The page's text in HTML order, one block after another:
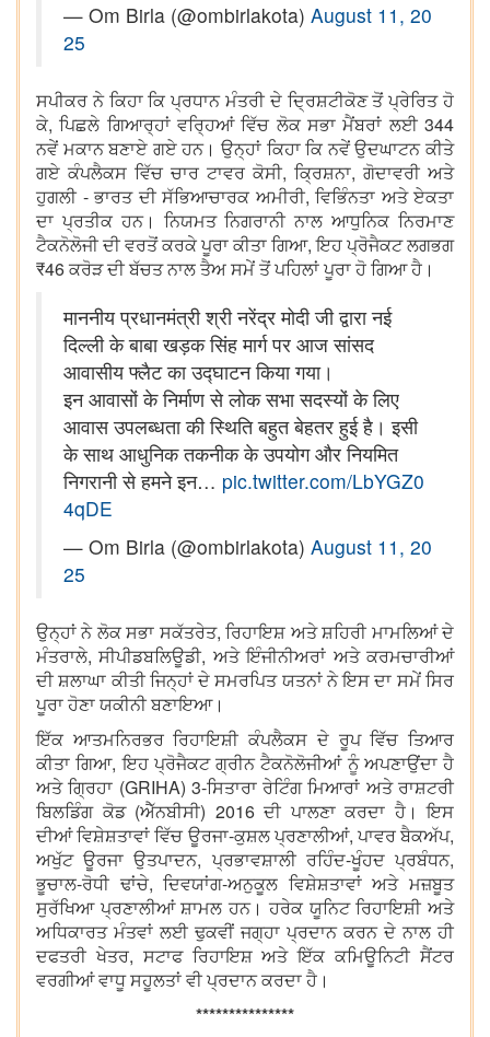
— Om Birla (@ombirlakota) August 11, 20
25
ਸਪੀਕਰ ਨੇ ਕਿਹਾ ਕਿ ਪ੍ਰਧਾਨ ਮੰਤਰੀ ਦੇ ਦ੍ਰਿਸ਼ਟੀਕੋਣ ਤੋਂ ਪ੍ਰੇਰਿਤ ਹੋ
ਕੇ, ਪਿਛਲੇ ਗਿਆਰ੍ਹਾਂ ਵਰ੍ਹਿਆਂ ਵਿੱਚ ਲੋਕ ਸਭਾ ਮੈਂਬਰਾਂ ਲਈ 344
ਨਵੇਂ ਮਕਾਨ ਬਣਾਏ ਗਏ ਹਨ। ਉਨ੍ਹਾਂ ਕਿਹਾ ਕਿ ਨਵੇਂ ਉਦਘਾਟਨ ਕੀਤੇ
ਗਏ ਕੰਪਲੈਕਸ ਵਿੱਚ ਚਾਰ ਟਾਵਰ ਕੋਸੀ, ਕ੍ਰਿਸ਼ਨਾ, ਗੋਦਾਵਰੀ ਅਤੇ
ਹੁਗਲੀ - ਭਾਰਤ ਦੀ ਸੱਭਿਆਚਾਰਕ ਅਮੀਰੀ, ਵਿਭਿੰਨਤਾ ਅਤੇ ਏਕਤਾ
ਦਾ ਪ੍ਰਤੀਕ ਹਨ। ਨਿਯਮਤ ਨਿਗਰਾਨੀ ਨਾਲ ਆਧੁਨਿਕ ਨਿਰਮਾਣ
ਟੈਕਨੋਲੋਜੀ ਦੀ ਵਰਤੋਂ ਕਰਕੇ ਪੂਰਾ ਕੀਤਾ ਗਿਆ, ਇਹ ਪ੍ਰੋਜੈਕਟ ਲਗਭਗ
₹46 ਕਰੋੜ ਦੀ ਬੱਚਤ ਨਾਲ ਤੈਅ ਸਮੇਂ ਤੋਂ ਪਹਿਲਾਂ ਪੂਰਾ ਹੋ ਗਿਆ ਹੈ।
माननीय प्रधानमंत्री श्री नरेंद्र मोदी जी द्वारा नई
दिल्ली के बाबा खड़क सिंह मार्ग पर आज सांसद
आवासीय फ्लैट का उद्घाटन किया गया।
इन आवासों के निर्माण से लोक सभा सदस्यों के लिए
आवास उपलब्धता की स्थिति बहुत बेहतर हुई है। इसी
के साथ आधुनिक तकनीक के उपयोग और नियमित
निगरानी से हमने इन… pic.twitter.com/LbYGZ0
4qDE
— Om Birla (@ombirlakota) August 11, 20
25
ਉਨ੍ਹਾਂ ਨੇ ਲੋਕ ਸਭਾ ਸਕੱਤਰੇਤ, ਰਿਹਾਇਸ਼ ਅਤੇ ਸ਼ਹਿਰੀ ਮਾਮਲਿਆਂ ਦੇ
ਮੰਤਰਾਲੇ, ਸੀਪੀਡਬਲਿਊਡੀ, ਅਤੇ ਇੰਜੀਨੀਅਰਾਂ ਅਤੇ ਕਰਮਚਾਰੀਆਂ
ਦੀ ਸ਼ਲਾਘਾ ਕੀਤੀ ਜਿਨ੍ਹਾਂ ਦੇ ਸਮਰਪਿਤ ਯਤਨਾਂ ਨੇ ਇਸ ਦਾ ਸਮੇਂ ਸਿਰ
ਪੂਰਾ ਹੋਣਾ ਯਕੀਨੀ ਬਣਾਇਆ।
ਇੱਕ ਆਤਮਨਿਰਭਰ ਰਿਹਾਇਸ਼ੀ ਕੰਪਲੈਕਸ ਦੇ ਰੂਪ ਵਿੱਚ ਤਿਆਰ
ਕੀਤਾ ਗਿਆ, ਇਹ ਪ੍ਰੋਜੈਕਟ ਗ੍ਰੀਨ ਟੈਕਨੋਲੋਜੀਆਂ ਨੂੰ ਅਪਣਾਉਂਦਾ ਹੈ
ਅਤੇ ਗ੍ਰਿਹਾ (GRIHA) 3-ਸਿਤਾਰਾ ਰੇਟਿੰਗ ਮਿਆਰਾਂ ਅਤੇ ਰਾਸ਼ਟਰੀ
ਬਿਲਡਿੰਗ ਕੋਡ (ਐੱਨਬੀਸੀ) 2016 ਦੀ ਪਾਲਣਾ ਕਰਦਾ ਹੈ। ਇਸ
ਦੀਆਂ ਵਿਸ਼ੇਸ਼ਤਾਵਾਂ ਵਿੱਚ ਊਰਜਾ-ਕੁਸ਼ਲ ਪ੍ਰਣਾਲੀਆਂ, ਪਾਵਰ ਬੈਕਅੱਪ,
ਅਖੁੱਟ ਊਰਜਾ ਉਤਪਾਦਨ, ਪ੍ਰਭਾਵਸ਼ਾਲੀ ਰਹਿੰਦ-ਖੂੰਹਦ ਪ੍ਰਬੰਧਨ,
ਭੂਚਾਲ-ਰੋਧੀ ਢਾਂਚੇ, ਦਿਵਯਾਂਗ-ਅਨੁਕੂਲ ਵਿਸ਼ੇਸ਼ਤਾਵਾਂ ਅਤੇ ਮਜ਼ਬੂਤ
ਸੁਰੱਖਿਆ ਪ੍ਰਣਾਲੀਆਂ ਸ਼ਾਮਲ ਹਨ। ਹਰੇਕ ਯੂਨਿਟ ਰਿਹਾਇਸ਼ੀ ਅਤੇ
ਅਧਿਕਾਰਤ ਮੰਤਵਾਂ ਲਈ ਢੁਕਵੀਂ ਜਗ੍ਹਾ ਪ੍ਰਦਾਨ ਕਰਨ ਦੇ ਨਾਲ ਹੀ
ਦਫਤਰੀ ਖੇਤਰ, ਸਟਾਫ ਰਿਹਾਇਸ਼ ਅਤੇ ਇੱਕ ਕਮਿਊਨਿਟੀ ਸੈਂਟਰ
ਵਰਗੀਆਂ ਵਾਧੂ ਸਹੂਲਤਾਂ ਵੀ ਪ੍ਰਦਾਨ ਕਰਦਾ ਹੈ।
***************